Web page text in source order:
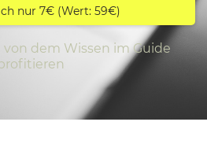
nur 7€ (Wert: 59€)
dem Wissen im Guide